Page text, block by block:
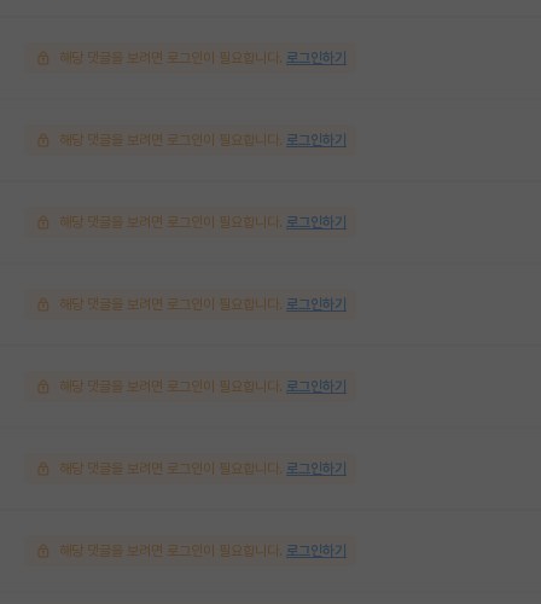
해당 댓글을 보려면 로그인이 필요합니다. 로그인하기
해당 댓글을 보려면 로그인이 필요합니다. 로그인하기
해당 댓글을 보려면 로그인이 필요합니다. 로그인하기
해당 댓글을 보려면 로그인이 필요합니다. 로그인하기
해당 댓글을 보려면 로그인이 필요합니다. 로그인하기
해당 댓글을 보려면 로그인이 필요합니다. 로그인하기
해당 댓글을 보려면 로그인이 필요합니다. 로그인하기